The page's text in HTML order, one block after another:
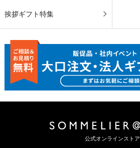
挨拶ギフト特集
公式オンラインストア